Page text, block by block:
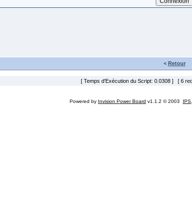
< Retour
[ Temps d'Exécution du Script: 0.0308 ] [ 6
Powered by Invision Power Board v1.1.2 © 2003